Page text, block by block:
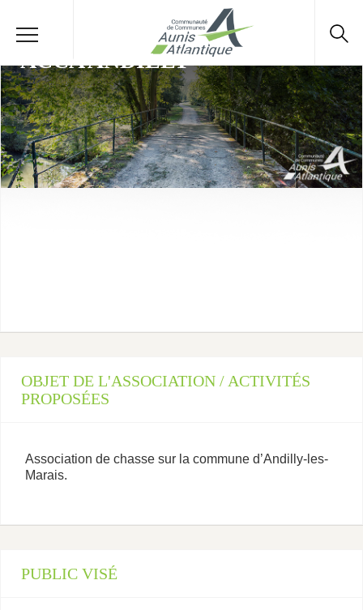
ACCA ANDILLY
OBJET DE L'ASSOCIATION / ACTIVITÉS
PROPOSÉES
Association de chasse sur la commune d’Andilly-les-
Marais.
PUBLIC VISÉ